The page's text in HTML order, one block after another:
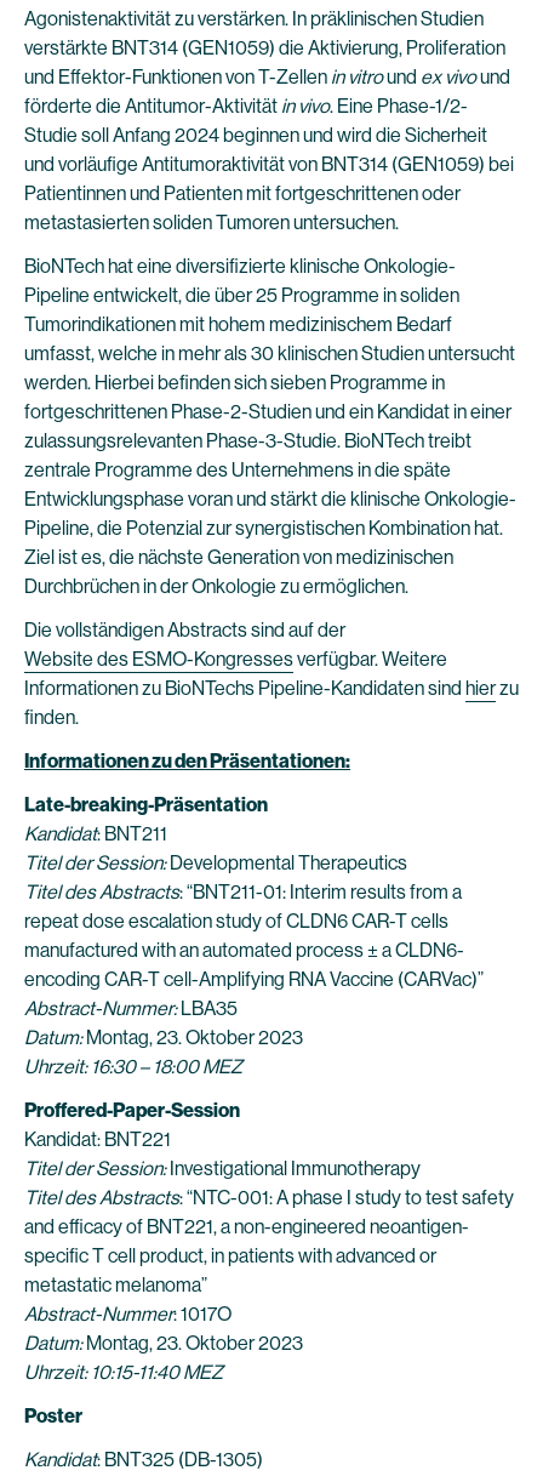
Agonistenaktivität zu verstärken. In präklinischen Studien
verstärkte BNT314 (GEN1059) die Aktivierung, Proliferation
und Effektor-Funktionen von T-Zellen in vitround ex vivound
förderte die Antitumor-Aktivität in vivo. Eine Phase-1/2-
Studie soll Anfang 2024 beginnen und wird die Sicherheit
und vorläufige Antitumoraktivität von BNT314 (GEN1059) bei
Patientinnen und Patienten mit fortgeschrittenen oder
metastasierten soliden Tumoren untersuchen.
BioNTech hat eine diversifizierte klinische Onkologie-
Pipeline entwickelt, die über 25 Programme in soliden
Tumorindikationen mit hohem medizinischem Bedarf
umfasst, welche in mehr als 30 klinischen Studien untersucht
werden. Hierbei befinden sich sieben Programme in
fortgeschrittenen Phase-2-Studien und ein Kandidat in einer
zulassungsrelevanten Phase-3-Studie. BioNTech treibt
zentrale Programme des Unternehmens in die späte
Entwicklungsphase voran und stärkt die klinische Onkologie-
Pipeline, die Potenzial zur synergistischen Kombination hat.
Ziel ist es, die nächste Generation von medizinischen
Durchbrüchen in der Onkologie zu ermöglichen.
Die vollständigen Abstracts sind auf der
Website des ESMO-Kongressesverfügbar. Weitere
Informationen zu BioNTechs Pipeline-Kandidaten sind hierzu
finden.
Informationen zu den Präsentationen:
Late-breaking-Präsentation
Kandidat: BNT211
Titel der Session:Developmental Therapeutics
Titel des Abstracts: “BNT211-01: Interim results from a
repeat dose escalation study of CLDN6 CAR-T cells
manufactured with an automated process ± a CLDN6-
encoding CAR-T cell-Amplifying RNA Vaccine (CARVac)”
Abstract-Nummer:LBA35
Datum:Montag, 23. Oktober 2023
Uhrzeit: 16:30 – 18:00 MEZ
Proffered-Paper-Session
Kandidat: BNT221
Titel der Session:Investigational Immunotherapy
Titel des Abstracts: “NTC-001: A phase I study to test safety
and efficacy of BNT221, a non-engineered neoantigen-
specific T cell product, in patients with advanced or
metastatic melanoma”
Abstract-Nummer: 1017O
Datum:Montag, 23. Oktober 2023
Uhrzeit: 10:15-11:40 MEZ
Poster
Kandidat: BNT325 (DB-1305)